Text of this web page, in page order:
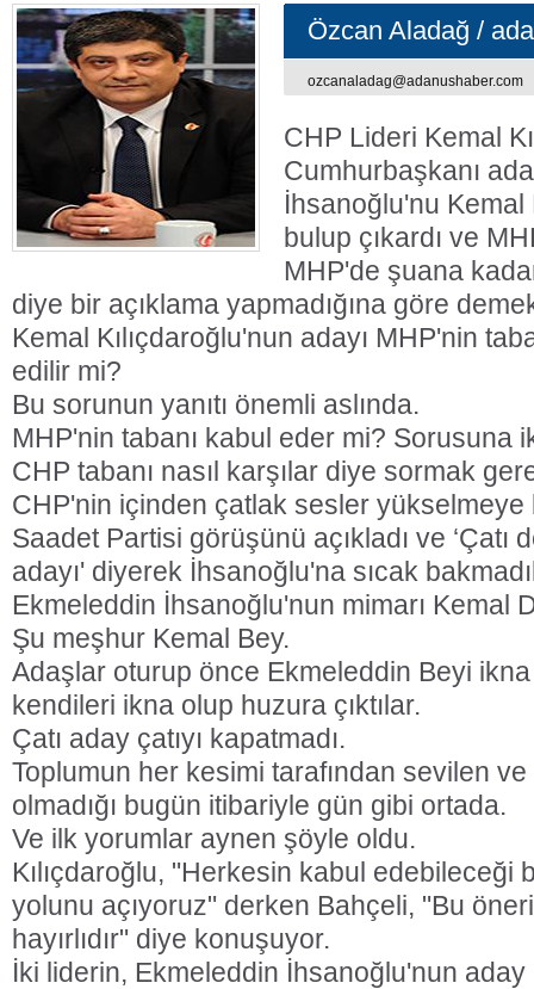
Özcan Aladağ /
Sahibi
ozcanaladag@adanushaber.com
CHP Lideri Kemal
Cumhurbaşkanı
İhsanoğlu'nu
bulup çıkardı ve
MHP'de şuana
diye bir açıklama yapmadığına göre
Kemal Kılıçdaroğlu'nun adayı MHP'nin
edilir mi?
Bu sorunun yanıtı önemli aslında.
MHP'nin tabanı kabul eder mi? Sorusuna
CHP tabanı nasıl karşılar diye sormak
CHP'nin içinden çatlak sesler yükselmeye
Saadet Partisi görüşünü açıkladı ve ‘Çatı
adayı' diyerek İhsanoğlu'na sıcak
Ekmeleddin İhsanoğlu'nun mimarı Kemal
Şu meşhur Kemal Bey.
Adaşlar oturup önce Ekmeleddin Beyi
kendileri ikna olup huzura çıktılar.
Çatı aday çatıyı kapatmadı.
Toplumun her kesimi tarafından sevilen
olmadığı bugün itibariyle gün gibi ortada.
Ve ilk yorumlar aynen şöyle oldu.
Kılıçdaroğlu, "Herkesin kabul edebileceği
yolunu açıyoruz" derken Bahçeli, "Bu
hayırlıdır" diye konuşuyor.
İki liderin, Ekmeleddin İhsanoğlu'nun aday